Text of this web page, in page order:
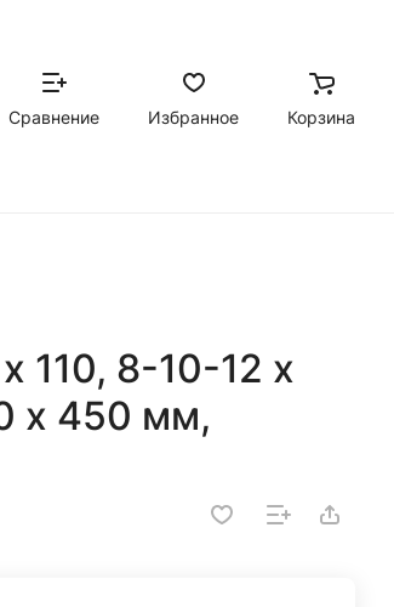
Сравнение Избранное Корзина
110, 8-10-12 х
х 450 мм,